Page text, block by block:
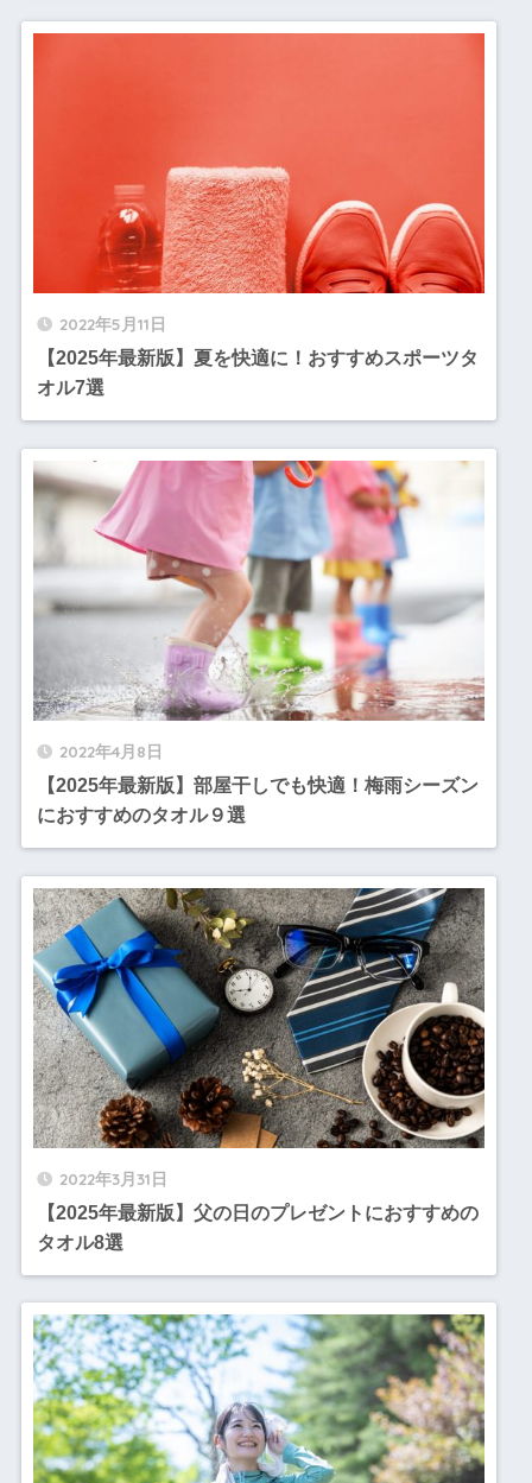
2022年5月11日
【2025年最新版】夏を快適に！おすすめスポーツタ
オル7選
2022年4月8日
【2025年最新版】部屋干しでも快適！梅雨シーズン
におすすめのタオル９選
2022年3月31日
【2025年最新版】父の日のプレゼントにおすすめの
タオル8選